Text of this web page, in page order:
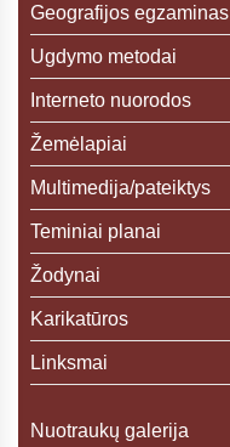
Geografijos egzaminas
Ugdymo metodai
Interneto nuorodos
Žemėlapiai
Multimedija/pateiktys
Teminiai planai
Žodynai
Karikatūros
Linksmai
Nuotraukų galerija